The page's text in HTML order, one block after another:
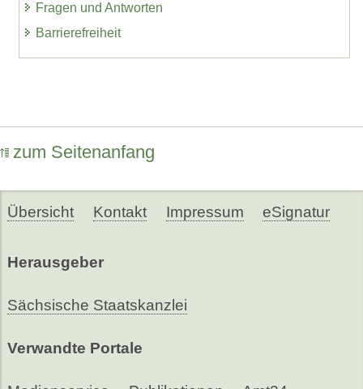
Fragen und Antworten
Barrierefreiheit
zum Seitenanfang
Übersicht Kontakt Impressum eSignatur
Herausgeber
Sächsische Staatskanzlei
Verwandte Portale